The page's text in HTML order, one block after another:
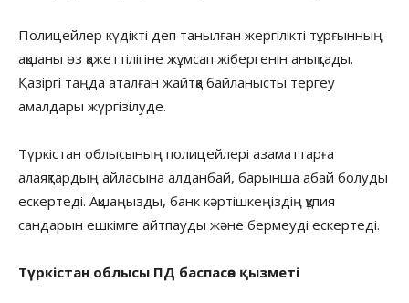
Полицейлер күдікті деп танылған жергілікті тұрғынның
ақшаны өз қажеттілігіне жұмсап жібергенін анықтады.
Қазіргі таңда аталған жайтқа байланысты тергеу
амалдары жүргізілуде.
Түркістан облысының полицейлері азаматтарға
алаяқтардың айласына алданбай, барынша абай болуды
ескертеді. Ақшаңызды, банк кәртішкеңіздің құпия
сандарын ешкімге айтпауды және бермеуді ескертеді.
Түркістан облысы ПД баспасөз қызметі